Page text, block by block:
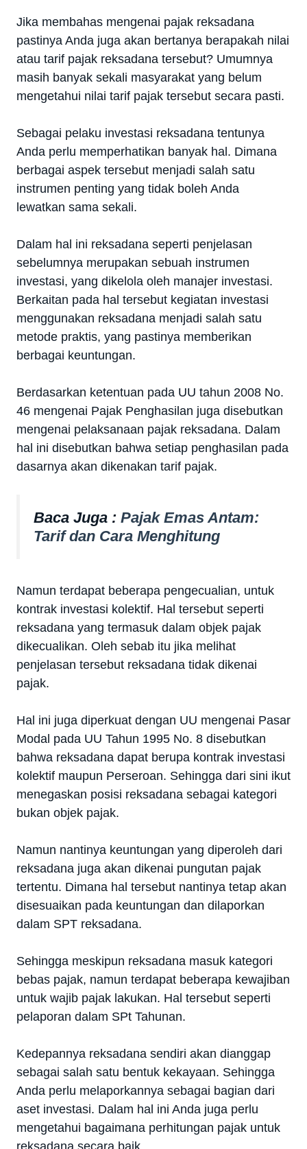
Jika membahas mengenai pajak reksadana
pastinya Anda juga akan bertanya berapakah nilai
atau tarif pajak reksadana tersebut? Umumnya
masih banyak sekali masyarakat yang belum
mengetahui nilai tarif pajak tersebut secara pasti.
Sebagai pelaku investasi reksadana tentunya
Anda perlu memperhatikan banyak hal. Dimana
berbagai aspek tersebut menjadi salah satu
instrumen penting yang tidak boleh Anda
lewatkan sama sekali.
Dalam hal ini reksadana seperti penjelasan
sebelumnya merupakan sebuah instrumen
investasi, yang dikelola oleh manajer investasi.
Berkaitan pada hal tersebut kegiatan investasi
menggunakan reksadana menjadi salah satu
metode praktis, yang pastinya memberikan
berbagai keuntungan.
Berdasarkan ketentuan pada UU tahun 2008 No.
46 mengenai Pajak Penghasilan juga disebutkan
mengenai pelaksanaan pajak reksadana. Dalam
hal ini disebutkan bahwa setiap penghasilan pada
dasarnya akan dikenakan tarif pajak.
Baca Juga : Pajak Emas Antam:
Tarif dan Cara Menghitung
Namun terdapat beberapa pengecualian, untuk
kontrak investasi kolektif. Hal tersebut seperti
reksadana yang termasuk dalam objek pajak
dikecualikan. Oleh sebab itu jika melihat
penjelasan tersebut reksadana tidak dikenai
pajak.
Hal ini juga diperkuat dengan UU mengenai Pasar
Modal pada UU Tahun 1995 No. 8 disebutkan
bahwa reksadana dapat berupa kontrak investasi
kolektif maupun Perseroan. Sehingga dari sini ikut
menegaskan posisi reksadana sebagai kategori
bukan objek pajak.
Namun nantinya keuntungan yang diperoleh dari
reksadana juga akan dikenai pungutan pajak
tertentu. Dimana hal tersebut nantinya tetap akan
disesuaikan pada keuntungan dan dilaporkan
dalam SPT reksadana.
Sehingga meskipun reksadana masuk kategori
bebas pajak, namun terdapat beberapa kewajiban
untuk wajib pajak lakukan. Hal tersebut seperti
pelaporan dalam SPt Tahunan.
Kedepannya reksadana sendiri akan dianggap
sebagai salah satu bentuk kekayaan. Sehingga
Anda perlu melaporkannya sebagai bagian dari
aset investasi. Dalam hal ini Anda juga perlu
mengetahui bagaimana perhitungan pajak untuk
reksadana secara baik.